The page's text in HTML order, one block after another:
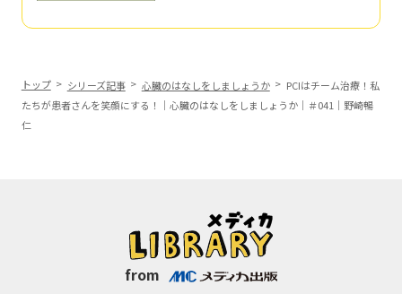
トップ シリーズ記事 心臓のはなしをしましょうか
PCIはチーム治療！私
たちが患者さんを笑顔にする！｜心臓のはなしをしましょうか｜＃041｜野崎暢
仁
from